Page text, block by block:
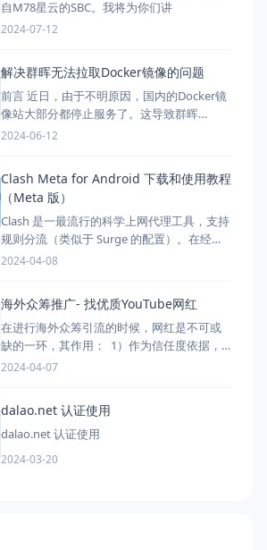
自M78星云的SBC。我将为你们讲
2024-07-12
解决群晖无法拉取Docker镜像的问题
前言 近日，由于不明原因，国内的Docker镜
像站大部分都停止服务了。这导致群晖
Docker在拉取
2024-06-12
Clash Meta for Android 下载和使用教程
（Meta 版）
Clash 是一最流行的科学上网代理工具，支持
规则分流（类似于 Surge 的配置）。在经历
Cla
2024-04-08
海外众筹推广- 找优质YouTube网红
在进行海外众筹引流的时候，网红是不可或
缺的一环，其作用： 1）作为信任度依据，
可以有效提高众筹
2024-04-07
dalao.net 认证使用
dalao.net 认证使用
2024-03-20